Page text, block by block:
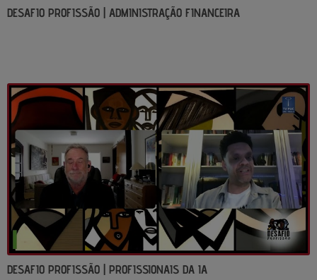
DESAFIO PROFISSÃO | ADMINISTRAÇÃO FINANCEIRA
DESAFIO PROFISSÃO | PROFISSIONAIS DA IA